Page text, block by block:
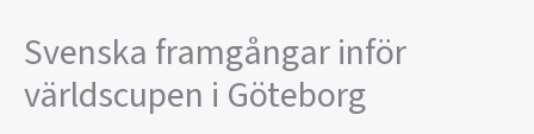
Svenska framgångar inför
världscupen i Göteborg